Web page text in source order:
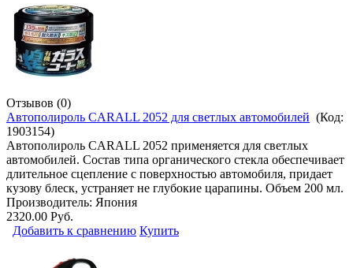
Отзывов (0)
Автополироль CARALL 2052 для светлых автомобилей (Код:
1903154)
Автополироль CARALL 2052 применяется для светлых
автомобилей. Состав типа органического стекла обеспечивает
длительное сцепление с поверхностью автомобиля, придает
кузову блеск, устраняет не глубокие царапины. Объем 200 мл.
Производитель: Япония
2320.00 Руб.
Добавить к сравнению Купить